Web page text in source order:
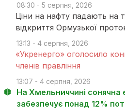
08:30 - 5 серпня, 2026
Ціни на нафту падають на
відкриття Ормузької
13:13 - 4 серпня, 2026
«Укренерго» оголосило
членів правління
13:07 - 4 серпня, 2026
На Хмельниччині сонячна
забезпечує понад 12%